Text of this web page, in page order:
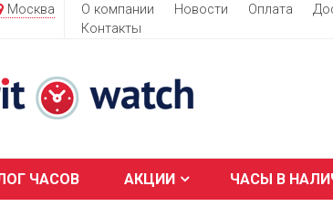
Москва О компании Новости Оплата
Контакты
ЧАСОВ АКЦИИ ЧАСЫ В